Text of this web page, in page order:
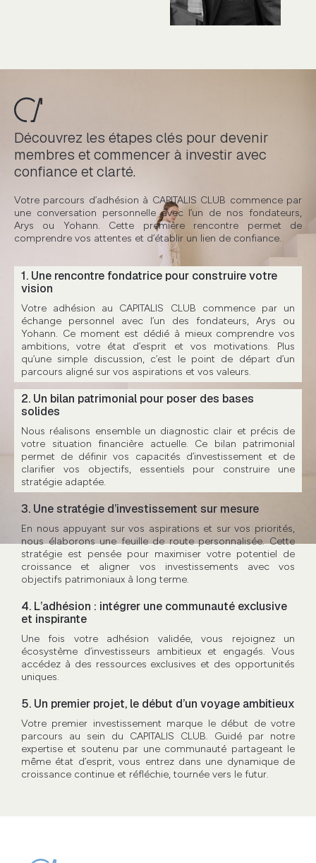
Découvrez les étapes clés pour devenir
membres et commencer à investir avec
confiance et clarté.
Votre parcours d’adhésion à CAPITALIS CLUB commence par
une conversation personnelle avec l’un de nos fondateurs,
Arys ou Yohann. Cette première rencontre permet de
comprendre vos attentes et d’établir un lien de confiance.
1. Une rencontre fondatrice pour construire votre
vision
Votre adhésion au CAPITALIS CLUB commence par un
échange personnel avec l’un des fondateurs, Arys ou
Yohann. Ce moment est dédié à mieux comprendre vos
ambitions, votre état d’esprit et vos motivations. Plus
qu’une simple discussion, c’est le point de départ d’un
parcours aligné sur vos aspirations et vos valeurs.
2. Un bilan patrimonial pour poser des bases
solides
Nous réalisons ensemble un diagnostic clair et précis de
votre situation financière actuelle. Ce bilan patrimonial
permet de définir vos capacités d’investissement et de
clarifier vos objectifs, essentiels pour construire une
stratégie adaptée.
3. Une stratégie d’investissement sur mesure
En nous appuyant sur vos aspirations et sur vos priorités,
nous élaborons une feuille de route personnalisée. Cette
stratégie est pensée pour maximiser votre potentiel de
croissance et aligner vos investissements avec vos
objectifs patrimoniaux à long terme.
4. L’adhésion : intégrer une communauté exclusive
et inspirante
Une fois votre adhésion validée, vous rejoignez un
écosystème d’investisseurs ambitieux et engagés. Vous
accédez à des ressources exclusives et des opportunités
uniques.
5. Un premier projet, le début d’un voyage ambitieux
Votre premier investissement marque le début de votre
parcours au sein du CAPITALIS CLUB. Guidé par notre
expertise et soutenu par une communauté partageant le
même état d’esprit, vous entrez dans une dynamique de
croissance continue et réfléchie, tournée vers le futur.